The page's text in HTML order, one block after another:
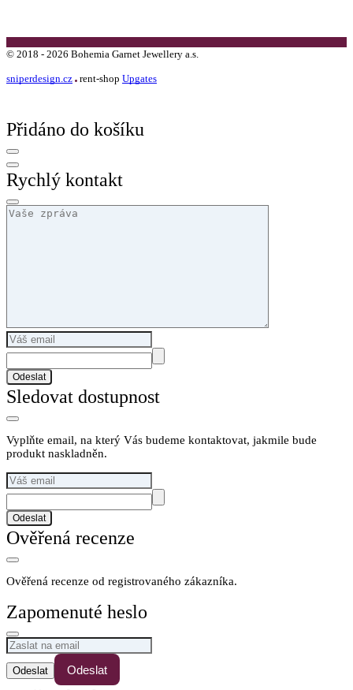
© 2018 - 2026 Bohemia Garnet Jewellery a.s.
sniperdesign.cz rent-shop Upgates
Přidáno do košíku
Rychlý kontakt
Odeslat
Sledovat dostupnost
Vyplňte email, na který Vás budeme kontaktovat, jakmile bude
produkt naskladněn.
Odeslat
Ověřená recenze
Ověřená recenze od registrovaného zákazníka.
Zapomenuté heslo
Odeslat